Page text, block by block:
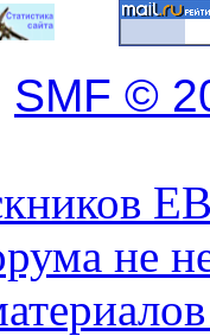
SMF ©
не